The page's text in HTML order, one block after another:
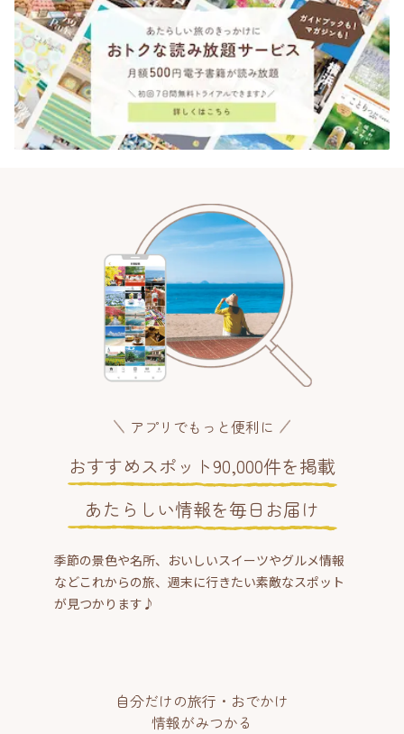
アプリでもっと便利に
おすすめスポット90,000件を掲載
あたらしい情報を毎日お届け
季節の景色や名所、おいしいスイーツやグルメ情報
などこれからの旅、週末に行きたい素敵なスポット
が見つかります♪
自分だけの旅行・おでかけ
情報がみつかる